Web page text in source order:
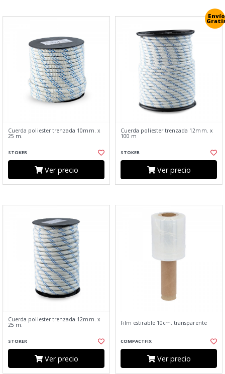
Cuerda poliester trenzada 10mm. x
25 m.
STOKER
Ver precio
Envío
Cuerda poliester trenzada 12mm. x
100 m
STOKER
Ver precio
Cuerda poliester trenzada 12mm. x
25 m.
STOKER
Ver precio
Film estirable 10cm. transparente
COMPACTFIX
Ver precio